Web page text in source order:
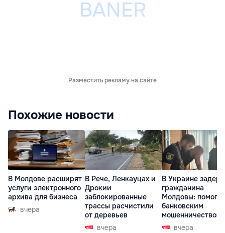
Разместить рекламу на сайте
Похожие новости
В Молдове расширят
услуги электронного
архива для бизнеса
вчера
В Рече, Ленкауцах и
Дрокии
заблокированные
трассы расчистили
от деревьев
вчера
В Украине
гражданина
Молдовы:
банковским
мошенничеством
Чехиивчера